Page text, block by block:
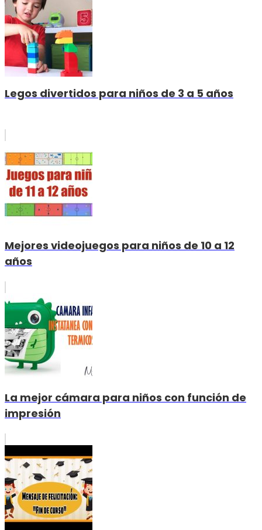
Legos divertidos para niños de 3 a 5 años
Mejores videojuegos para niños de 10 a 12
años
La mejor cámara para niños con función de
impresión